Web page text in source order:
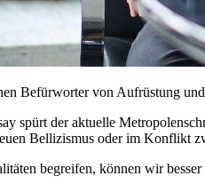
Befürworter von Aufrüstung
spürt der aktuelle
Bellizismus oder im Konflikt
begreifen, können wir